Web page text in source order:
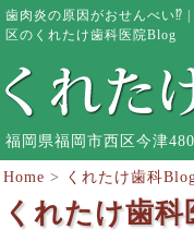
歯肉炎の原因がおせんべい⁉︎ |
区のくれたけ歯科医院Blog
福岡県福岡市西区今津
Home > くれたけ歯科
くれたけ歯科